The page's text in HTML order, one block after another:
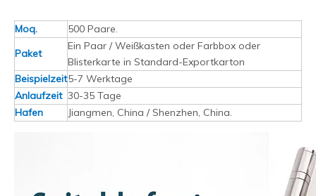
Moq.
500 Paare.
Paket
Ein Paar / Weißkasten oder Farbbox oder
Blisterkarte in Standard-Exportkarton
Beispielzeit5-7 Werktage
Anlaufzeit 30-35 Tage
Hafen
Jiangmen, China / Shenzhen, China.